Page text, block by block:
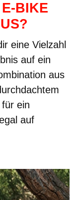
BIKE
eine Vielzahl
auf ein
aus
für ein
auf